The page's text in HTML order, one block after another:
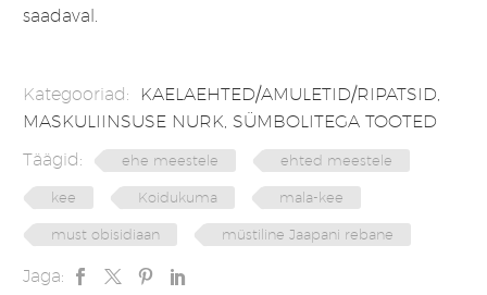
saadaval.
Kategooriad: KAELAEHTED/AMULETID/RIPATSID,
MASKULIINSUSE NURK, SÜMBOLITEGA TOOTED
Täägid:
ehe meestele ehted meestele
kee Koidukuma mala-kee
must obisidiaan müstiline Jaapani rebane
Jaga: